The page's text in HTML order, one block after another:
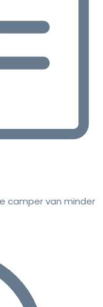
camper van minder